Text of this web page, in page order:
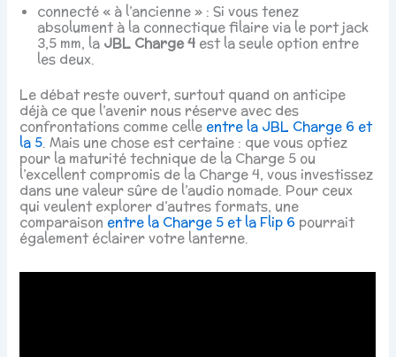
connecté « à l’ancienne » : Si vous tenez
absolument à la connectique filaire via le port jack
3,5 mm, la JBL Charge 4 est la seule option entre
les deux.
Le débat reste ouvert, surtout quand on anticipe
déjà ce que l’avenir nous réserve avec des
confrontations comme celle entre la JBL Charge 6 et
la 5. Mais une chose est certaine : que vous optiez
pour la maturité technique de la Charge 5 ou
l’excellent compromis de la Charge 4, vous investissez
dans une valeur sûre de l’audio nomade. Pour ceux
qui veulent explorer d’autres formats, une
comparaison entre la Charge 5 et la Flip 6 pourrait
également éclairer votre lanterne.